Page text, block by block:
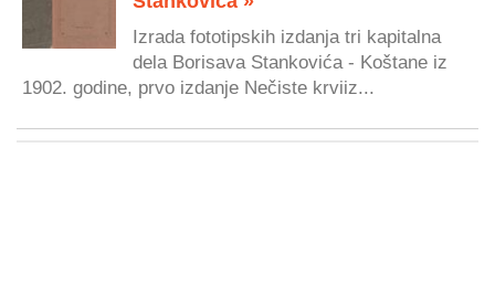
Izrada fototipskih izdanja tri kapitalna
dela Borisava Stankovića - Koštane iz
1902. godine, prvo izdanje Nečiste krviiz...